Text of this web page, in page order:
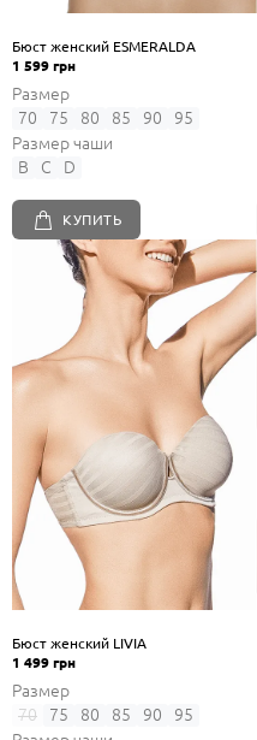
Бюст женский ESMERALDA
1 599 грн
Размер
70
75 80 85 90
95
Размер чаши
B
C D
КУПИТЬ
Бюст женский LIVIA
1 499 грн
Размер
70
75 80 85 90
95